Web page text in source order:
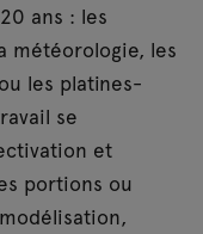
ans : les
météorologie, les
les platines-
se
et
portions ou